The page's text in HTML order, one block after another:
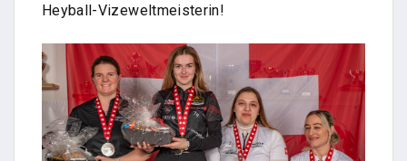
Heyball-Vizeweltmeisterin!